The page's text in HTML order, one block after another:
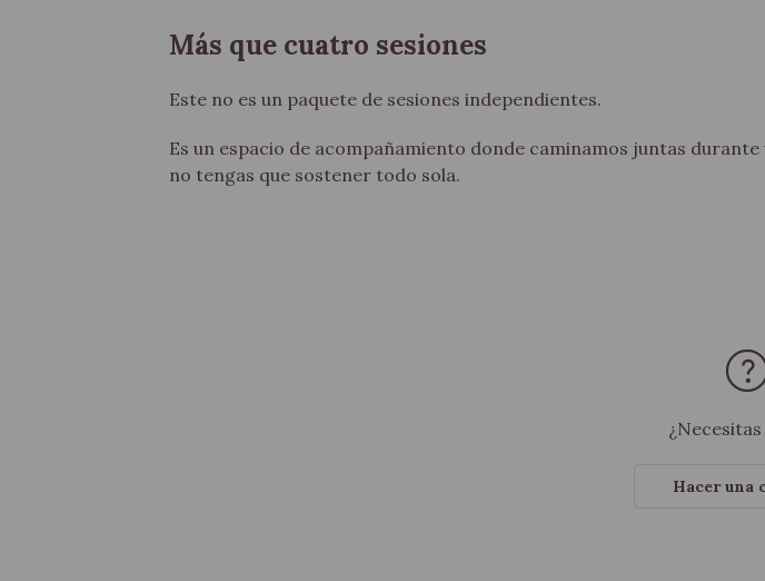
Más que cuatro sesiones
Este no es un paquete de sesiones independientes.
Es un espacio de acompañamiento donde caminamos juntas
no tengas que sostener todo sola.
¿Necesitas
Hacer una